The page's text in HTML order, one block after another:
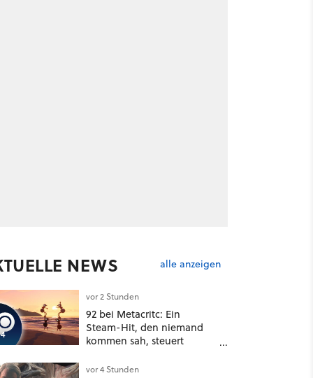
NEWS alle anzeigen
vor 2 Stunden
92 bei Metacritc: Ein
Steam-Hit, den niemand
kommen sah, steuert
den Game Awards zu
vor 4 Stunden